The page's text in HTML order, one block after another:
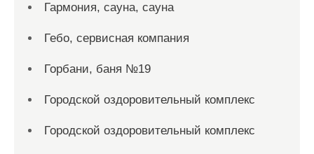
Гармония, сауна, сауна
Гебо, сервисная компания
Горбани, баня №19
Городской оздоровительный комплекс
Городской оздоровительный комплекс